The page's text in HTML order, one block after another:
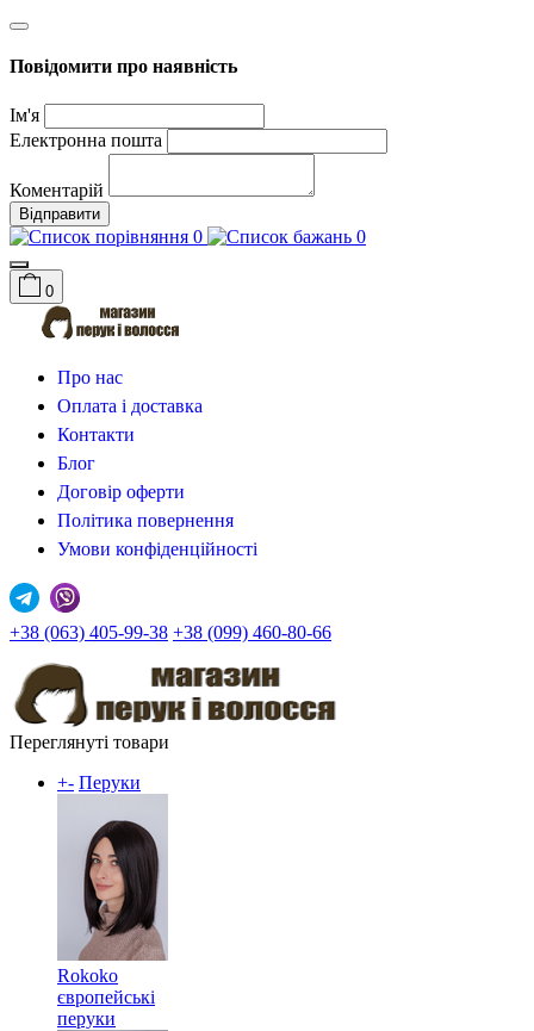
Повідомити про наявність
Ім'я
Електронна пошта
Коментарій
Відправити
0 0
0
Про нас
Оплата і доставка
Контакти
Блог
Договір оферти
Політика повернення
Умови конфіденційності
+38 (063) 405-99-38 +38 (099) 460-80-66
Переглянуті товари
+- Перуки
Rokoko
європейські
перуки